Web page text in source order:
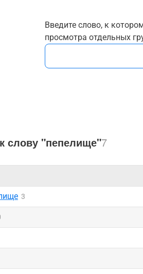
Введите слово, к
просмотра отдельных
слову "пепелище"7
3